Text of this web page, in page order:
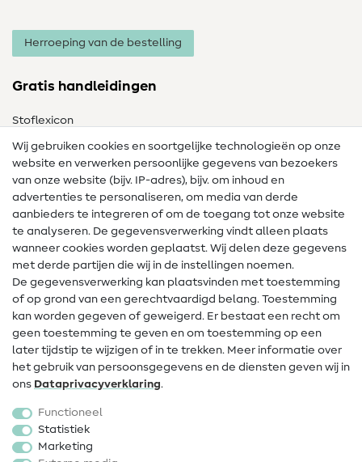
Herroeping van de bestelling
Gratis handleidingen
Stoflexicon
Naailexicon
Gratis Naaipatronen
Hulp & contact
Contact
Wijziging van eigenaar
FAQ
Herroepingsrecht
Populair
Fournituren
Sale
Wij gebruiken cookies en soortgelijke technologieën op onze
website en verwerken persoonlijke gegevens van bezoekers
van onze website (bijv. IP-adres), bijv. om inhoud en
advertenties te personaliseren, om media van derde
aanbieders te integreren of om de toegang tot onze website
te analyseren. De gegevensverwerking vindt alleen plaats
wanneer cookies worden geplaatst. Wij delen deze gegevens
met derde partijen die wij in de instellingen noemen.
De gegevensverwerking kan plaatsvinden met toestemming
of op grond van een gerechtvaardigd belang. Toestemming
kan worden gegeven of geweigerd. Er bestaat een recht om
geen toestemming te geven en om toestemming op een
later tijdstip te wijzigen of in te trekken. Meer informatie over
het gebruik van persoonsgegevens en de diensten geven wij in
ons Data­privacy­verklaring.
Functioneel
Statistiek
Marketing